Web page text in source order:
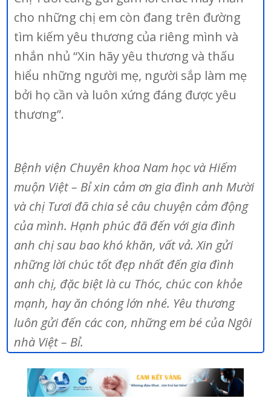
cho những chị em còn đang trên đường
tìm kiếm yêu thương của riêng mình và
nhắn nhủ “Xin hãy yêu thương và thấu
hiểu những người mẹ, người sắp làm mẹ
bởi họ cần và luôn xứng đáng được yêu
thương”.
Bệnh viện Chuyên khoa Nam học và Hiếm
muộn Việt – Bỉ xin cảm ơn gia đình anh Mười
và chị Tươi đã chia sẻ câu chuyện cảm động
của mình. Hạnh phúc đã đến với gia đình
anh chị sau bao khó khăn, vất vả. Xin gửi
những lời chúc tốt đẹp nhất đến gia đình
anh chị, đặc biệt là cu Thóc, chúc con khỏe
mạnh, hay ăn chóng lớn nhé. Yêu thương
luôn gửi đến các con, những em bé của Ngôi
nhà Việt – Bỉ.